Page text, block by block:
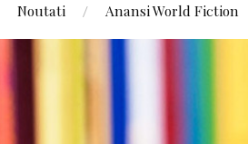
Noutati Anansi World Fiction